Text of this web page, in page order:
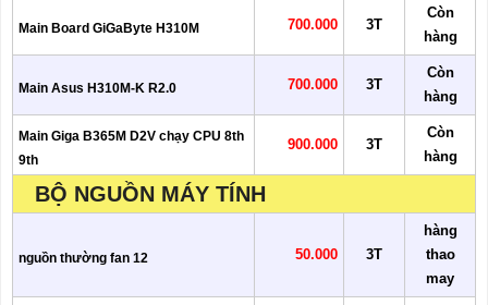
Main Board GiGaByte H310M 700.000 3T
Còn
hàng
Main Asus H310M-K R2.0 700.000 3T
Còn
hàng
Main Giga B365M D2V chạy CPU 8th
9th
900.000 3T
Còn
hàng
BỘ NGUỒN MÁY TÍNH
nguồn thường fan 12 50.000 3T
hàng
thao
may